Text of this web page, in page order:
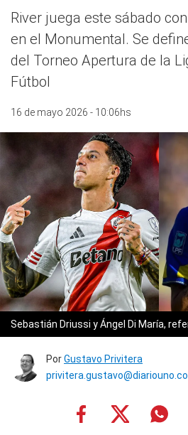
River juega este sábado
en el Monumental. Se
del Torneo Apertura de la
Fútbol
16 de mayo 2026 - 10:06hs
Sebastián Driussi y Ángel Di María,
PorGustavo Privitera